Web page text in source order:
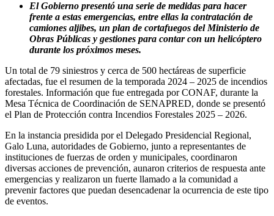
El Gobierno presentó una serie de medidas para hacer
frente a estas emergencias, entre ellas la contratación de
camiones aljibes, un plan de cortafuegos del Ministerio de
Obras Públicas y gestiones para contar con un helicóptero
durante los próximos meses.
Un total de 79 siniestros y cerca de 500 hectáreas de superficie
afectadas, fue el resumen de la temporada 2024 – 2025 de incendios
forestales. Información que fue entregada por CONAF, durante la
Mesa Técnica de Coordinación de SENAPRED, donde se presentó
el Plan de Protección contra Incendios Forestales 2025 – 2026.
En la instancia presidida por el Delegado Presidencial Regional,
Galo Luna, autoridades de Gobierno, junto a representantes de
instituciones de fuerzas de orden y municipales, coordinaron
diversas acciones de prevención, aunaron criterios de respuesta ante
emergencias y realizaron un fuerte llamado a la comunidad a
prevenir factores que puedan desencadenar la ocurrencia de este tipo
de eventos.